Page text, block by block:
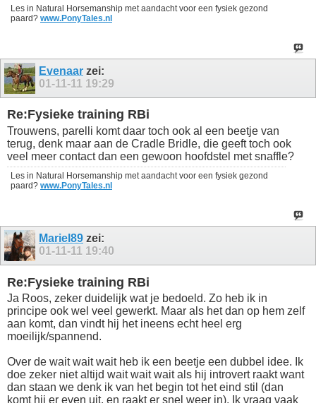
Les in Natural Horsemanship met aandacht voor een fysiek gezond
paard? www.PonyTales.nl
Evenaar zei:
01-11-11 19:29
Re:Fysieke training RBi
Trouwens, parelli komt daar toch ook al een beetje van
terug, denk maar aan de Cradle Bridle, die geeft toch ook
veel meer contact dan een gewoon hoofdstel met snaffle?
Les in Natural Horsemanship met aandacht voor een fysiek gezond
paard? www.PonyTales.nl
Mariel89 zei:
01-11-11 19:40
Re:Fysieke training RBi
Ja Roos, zeker duidelijk wat je bedoeld. Zo heb ik in
principe ook wel veel gewerkt. Maar als het dan op hem zelf
aan komt, dan vindt hij het ineens echt heel erg
moeilijk/spannend.
Over de wait wait wait heb ik een beetje een dubbel idee. Ik
doe zeker niet altijd wait wait wait als hij introvert raakt want
dan staan we denk ik van het begin tot het eind stil (dan
komt hij er even uit, en raakt er snel weer in). Ik vraag vaak